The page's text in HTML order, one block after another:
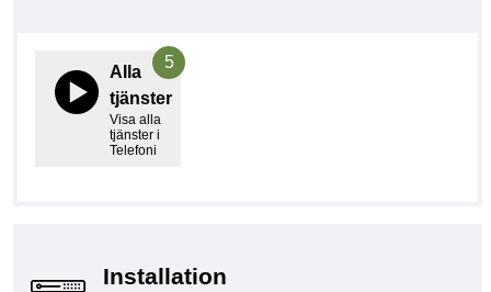
Alla
tjänster
Visa alla
tjänster i
Telefoni
5
Installation